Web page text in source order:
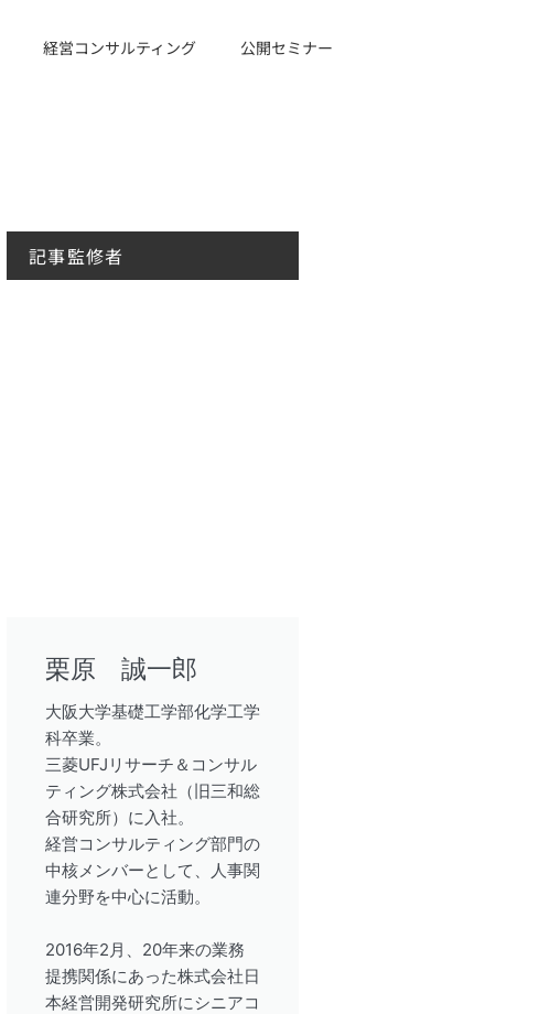
経営コンサルティング 公開セミナー
記事監修者
栗原 誠一郎
大阪大学基礎工学部化学工学
科卒業。
三菱UFJリサーチ＆コンサル
ティング株式会社（旧三和総
合研究所）に入社。
経営コンサルティング部門の
中核メンバーとして、人事関
連分野を中心に活動。
2016年2月、20年来の業務
提携関係にあった株式会社日
本経営開発研究所にシニアコ